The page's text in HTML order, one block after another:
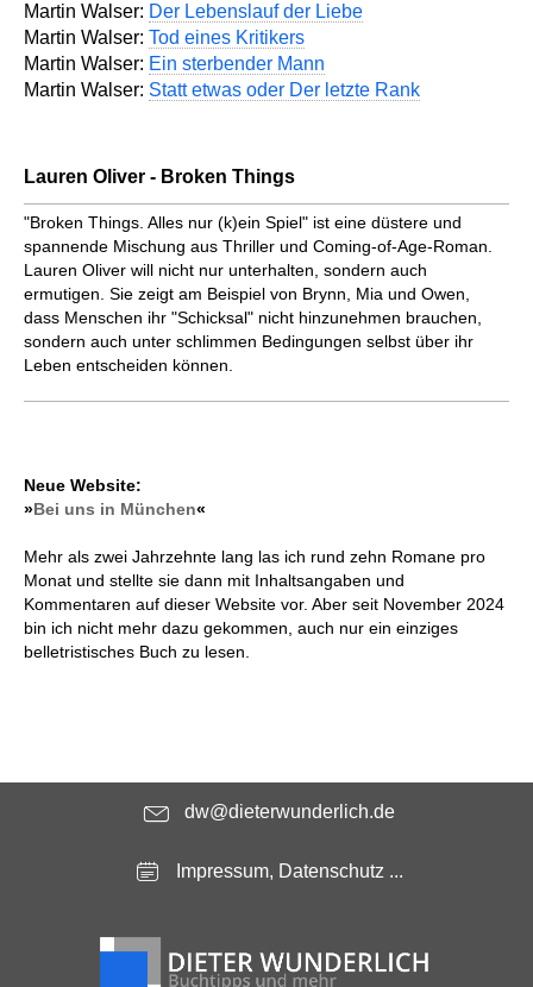
Martin Walser: Der Lebenslauf der Liebe
Martin Walser: Tod eines Kritikers
Martin Walser: Ein sterbender Mann
Martin Walser: Statt etwas oder Der letzte Rank
Lauren Oliver - Broken Things
"Broken Things. Alles nur (k)ein Spiel" ist eine düstere und
spannende Mischung aus Thriller und Coming-of-Age-Roman.
Lauren Oliver will nicht nur unterhalten, sondern auch
ermutigen. Sie zeigt am Beispiel von Brynn, Mia und Owen,
dass Menschen ihr "Schicksal" nicht hinzunehmen brauchen,
sondern auch unter schlimmen Bedingungen selbst über ihr
Leben entscheiden können.
Neue Website:
»Bei uns in München«
Mehr als zwei Jahrzehnte lang las ich rund zehn Romane pro
Monat und stellte sie dann mit Inhaltsangaben und
Kommentaren auf dieser Website vor. Aber seit November 2024
bin ich nicht mehr dazu gekommen, auch nur ein einziges
belletristisches Buch zu lesen.
dw@dieterwunderlich.de
Impressum, Datenschutz ...